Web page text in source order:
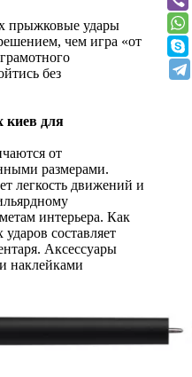
прыжковые удары
чем игра «от
без
киев для
от
размерами.
легкость движений и
интерьера. Как
составляет
Аксессуары
наклейками